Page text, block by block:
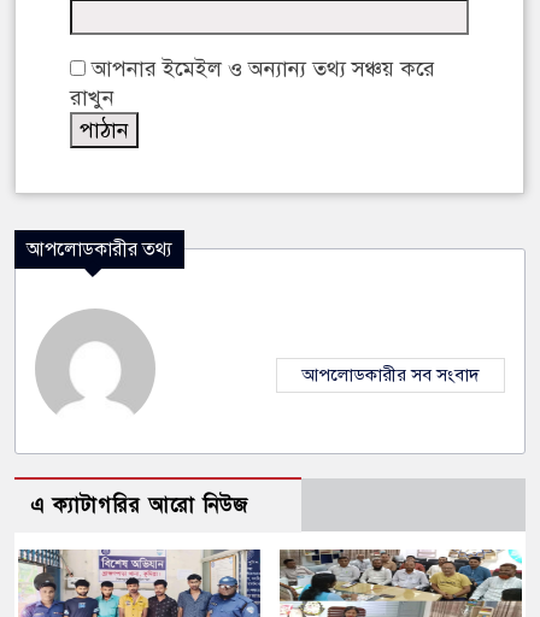
আপনার ইমেইল ও অন্যান্য তথ্য সঞ্চয় করে
রাখুন
আপলোডকারীর তথ্য
আপলোডকারীর সব সংবাদ
এ ক্যাটাগরির আরো নিউজ